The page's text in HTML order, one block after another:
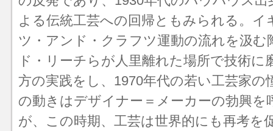
よる伝統工芸への回帰ともみられる。イ
ツ・アンド・クラフツ運動の流れを汲む
ド・リーチらが人里離れた場所で技術に
方の実践をし、1970年代の若い工芸家の
の動きはデザイナー＝メーカーの勃興を
が、この時期、工芸は世界的にも再考を